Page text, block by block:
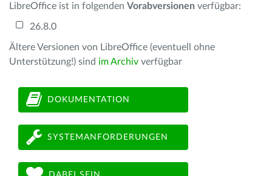
LibreOffice ist in folgenden Vorabversionen verfügbar:
26.8.0
Ältere Versionen von LibreOffice (eventuell ohne
Unterstützung!) sind im Archiv verfügbar
DOKUMENTATION
SYSTEMANFORDERUNGEN